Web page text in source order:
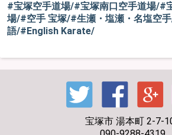
#宝塚空手道場/#宝塚南口空手道場/#
場/#空手 宝塚/#生瀬・塩瀬・名塩空
語/#English Karate/
宝塚市 湯本町 2-7-